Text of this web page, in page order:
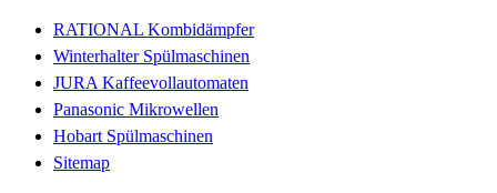
RATIONAL Kombidämpfer
Winterhalter Spülmaschinen
JURA Kaffeevollautomaten
Panasonic Mikrowellen
Hobart Spülmaschinen
Sitemap